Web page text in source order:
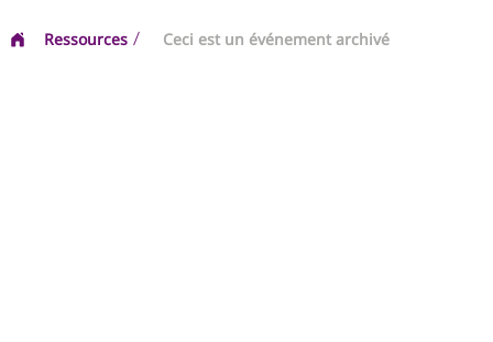
Ressources Ceci est un événement archivé